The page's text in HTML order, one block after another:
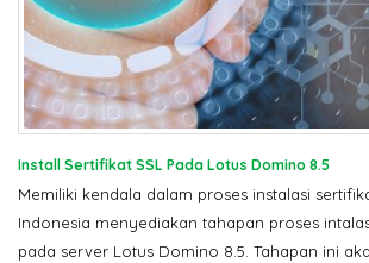
Install Sertifikat SSL Pada Lotus Domino 8.5
Memiliki kendala dalam proses instalasi
Indonesia menyediakan tahapan proses
pada server Lotus Domino 8.5. Tahapan ini